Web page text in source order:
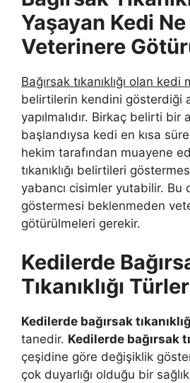
Yaşayan Kedi
Veterinere
Bağırsak tıkanıklığı olan kedi
belirtilerin kendini gösterdiği
yapılmalıdır. Birkaç belirti bir
başlandıysa kedi en kısa
hekim tarafından muayene
tıkanıklığı belirtileri
yabancı cisimler yutabilir. Bu
göstermesi beklenmeden
götürülmeleri gerekir.
Kedilerde
Tıkanıklığı
Kedilerde bağırsak
tanedir. Kedilerde bağırsak
çeşidine göre değişiklik
çok duyarlığı olduğu bir